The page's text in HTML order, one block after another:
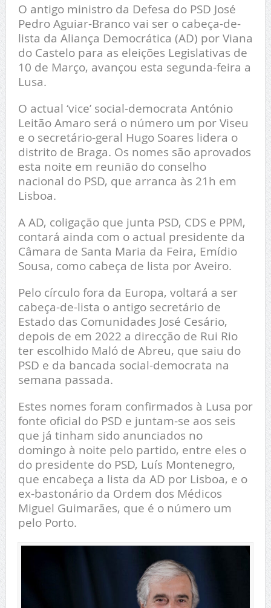
O antigo ministro da Defesa do PSD José
Pedro Aguiar-Branco vai ser o cabeça-de-
lista da Aliança Democrática (AD) por Viana
do Castelo para as eleições Legislativas de
10 de Março, avançou esta segunda-feira a
Lusa.
O actual ‘vice’ social-democrata António
Leitão Amaro será o número um por Viseu
e o secretário-geral Hugo Soares lidera o
distrito de Braga. Os nomes são aprovados
esta noite em reunião do conselho
nacional do PSD, que arranca às 21h em
Lisboa.
A AD, coligação que junta PSD, CDS e PPM,
contará ainda com o actual presidente da
Câmara de Santa Maria da Feira, Emídio
Sousa, como cabeça de lista por Aveiro.
Pelo círculo fora da Europa, voltará a ser
cabeça-de-lista o antigo secretário de
Estado das Comunidades José Cesário,
depois de em 2022 a direcção de Rui Rio
ter escolhido Maló de Abreu, que saiu do
PSD e da bancada social-democrata na
semana passada.
Estes nomes foram confirmados à Lusa por
fonte oficial do PSD e juntam-se aos seis
que já tinham sido anunciados no
domingo à noite pelo partido, entre eles o
do presidente do PSD, Luís Montenegro,
que encabeça a lista da AD por Lisboa, e o
ex-bastonário da Ordem dos Médicos
Miguel Guimarães, que é o número um
pelo Porto.